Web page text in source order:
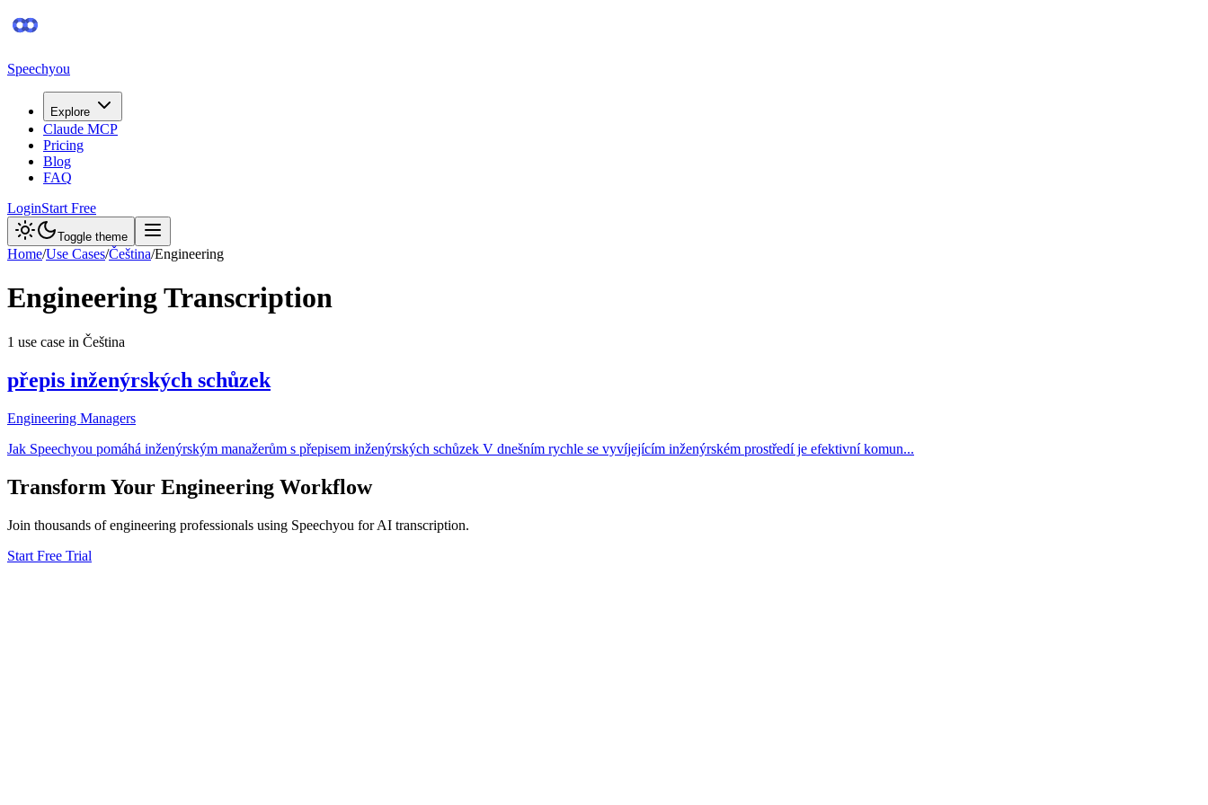
Speechyou
Explore
Claude MCP
Pricing
Blog
FAQ
LoginStart Free
Toggle theme
Home/Use Cases/Čeština/Engineering
EngineeringTranscription
1 use case in Čeština
přepis inženýrských schůzek
Engineering Managers
Jak Speechyou pomáhá inženýrským manažerům s přepisem inženýrských schůzek V dnešním rychle se vyvíjejícím inženýrském prostředí je efektivní komun...
Transform Your Engineering Workflow
Join thousands ofengineering professionals using Speechyou for AI transcription.
Start Free Trial